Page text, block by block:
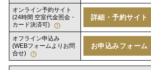
オンライン予約サイト
(24時間 空室代金照会・
カード決済可)
詳細・予約サイト
オフライン申込み
(WEBフォームよりお問
合せ)
お申込みフォーム